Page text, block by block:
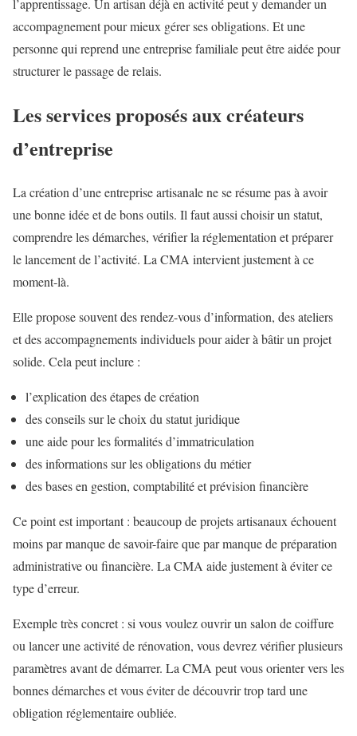
l’apprentissage. Un artisan déjà en activité peut y demander un
accompagnement pour mieux gérer ses obligations. Et une
personne qui reprend une entreprise familiale peut être aidée pour
structurer le passage de relais.
Les services proposés aux créateurs
d’entreprise
La création d’une entreprise artisanale ne se résume pas à avoir
une bonne idée et de bons outils. Il faut aussi choisir un statut,
comprendre les démarches, vérifier la réglementation et préparer
le lancement de l’activité. La CMA intervient justement à ce
moment-là.
Elle propose souvent des rendez-vous d’information, des ateliers
et des accompagnements individuels pour aider à bâtir un projet
solide. Cela peut inclure :
l’explication des étapes de création
des conseils sur le choix du statut juridique
une aide pour les formalités d’immatriculation
des informations sur les obligations du métier
des bases en gestion, comptabilité et prévision financière
Ce point est important : beaucoup de projets artisanaux échouent
moins par manque de savoir-faire que par manque de préparation
administrative ou financière. La CMA aide justement à éviter ce
type d’erreur.
Exemple très concret : si vous voulez ouvrir un salon de coiffure
ou lancer une activité de rénovation, vous devrez vérifier plusieurs
paramètres avant de démarrer. La CMA peut vous orienter vers les
bonnes démarches et vous éviter de découvrir trop tard une
obligation réglementaire oubliée.